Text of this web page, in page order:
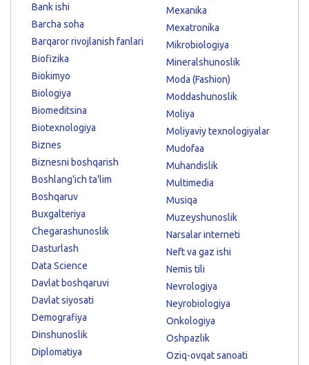
Bank ishi
Barcha soha
Barqaror rivojlanish fanlari
Biofizika
Biokimyo
Biologiya
Biomeditsina
Biotexnologiya
Biznes
Biznesni boshqarish
Boshlang'ich ta'lim
Boshqaruv
Buxgalteriya
Chegarashunoslik
Dasturlash
Data Science
Davlat boshqaruvi
Davlat siyosati
Demografiya
Dinshunoslik
Diplomatiya
Mexanika
Mexatronika
Mikrobiologiya
Mineralshunoslik
Moda (Fashion)
Moddashunoslik
Moliya
Moliyaviy texnologiyalar
Mudofaa
Muhandislik
Multimedia
Musiqa
Muzeyshunoslik
Narsalar interneti
Neft va gaz ishi
Nemis tili
Nevrologiya
Neyrobiologiya
Onkologiya
Oshpazlik
Oziq-ovqat sanoati